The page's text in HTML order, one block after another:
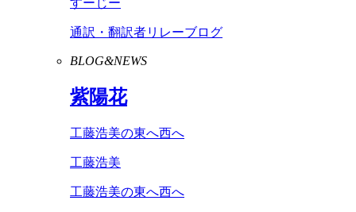
すーじー
通訳・翻訳者リレーブログ
BLOG&NEWS
紫陽花
工藤浩美の東へ西へ
工藤浩美
工藤浩美の東へ西へ